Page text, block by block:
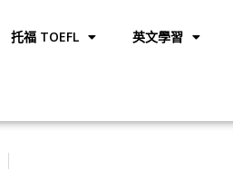
托福 TOEFL 英文學習